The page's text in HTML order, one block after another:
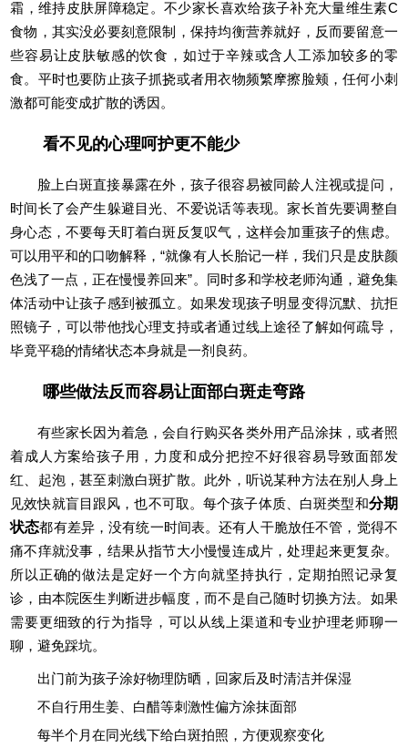
霜，维持皮肤屏障稳定。不少家长喜欢给孩子补充大量维生素C
食物，其实没必要刻意限制，保持均衡营养就好，反而要留意一
些容易让皮肤敏感的饮食，如过于辛辣或含人工添加较多的零
食。平时也要防止孩子抓挠或者用衣物频繁摩擦脸颊，任何小刺
激都可能变成扩散的诱因。
看不见的心理呵护更不能少
脸上白斑直接暴露在外，孩子很容易被同龄人注视或提问，
时间长了会产生躲避目光、不爱说话等表现。家长首先要调整自
身心态，不要每天盯着白斑反复叹气，这样会加重孩子的焦虑。
可以用平和的口吻解释，“就像有人长胎记一样，我们只是皮肤颜
色浅了一点，正在慢慢养回来”。同时多和学校老师沟通，避免集
体活动中让孩子感到被孤立。如果发现孩子明显变得沉默、抗拒
照镜子，可以带他找心理支持或者通过线上途径了解如何疏导，
毕竟平稳的情绪状态本身就是一剂良药。
哪些做法反而容易让面部白斑走弯路
有些家长因为着急，会自行购买各类外用产品涂抹，或者照
着成人方案给孩子用，力度和成分把控不好很容易导致面部发
红、起泡，甚至刺激白斑扩散。此外，听说某种方法在别人身上
见效快就盲目跟风，也不可取。每个孩子体质、白斑类型和分期
状态都有差异，没有统一时间表。还有人干脆放任不管，觉得不
痛不痒就没事，结果从指节大小慢慢连成片，处理起来更复杂。
所以正确的做法是定好一个方向就坚持执行，定期拍照记录复
诊，由本院医生判断进步幅度，而不是自己随时切换方法。如果
需要更细致的行为指导，可以从线上渠道和专业护理老师聊一
聊，避免踩坑。
出门前为孩子涂好物理防晒，回家后及时清洁并保湿
不自行用生姜、白醋等刺激性偏方涂抹面部
每半个月在同光线下给白斑拍照，方便观察变化